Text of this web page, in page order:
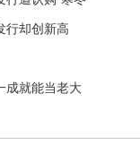
行却创新高
成就能当老大